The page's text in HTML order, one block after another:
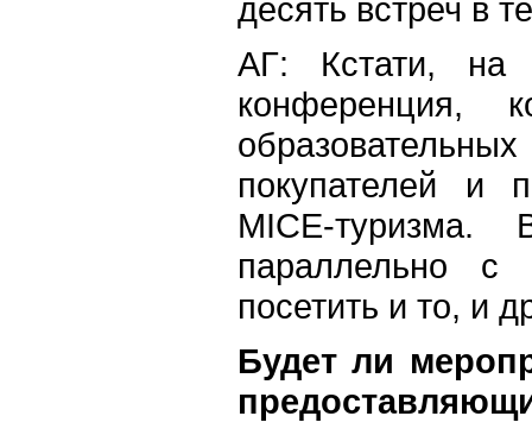
десять встреч в
АГ: Кстати, на
конференция,
покупателей и
MICE-
параллельно с
посетить и то, и
Будет ли